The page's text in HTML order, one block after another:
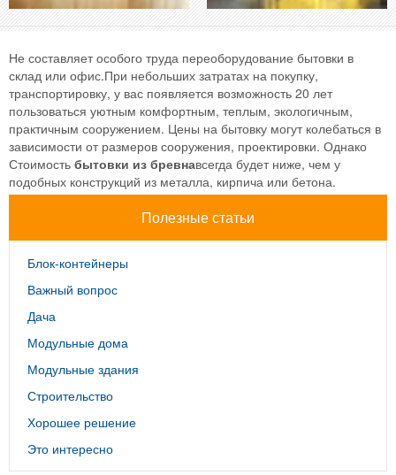
Не составляет особого труда переоборудование бытовки в
склад или офис.При небольших затратах на покупку,
транспортировку, у вас появляется возможность 20 лет
пользоваться уютным комфортным, теплым, экологичным,
практичным сооружением. Цены на бытовку могут колебаться в
зависимости от размеров сооружения, проектировки. Однако
Стоимость бытовки из бревнавсегда будет ниже, чем у
подобных конструкций из металла, кирпича или бетона.
Полезные статьи
Блок-контейнеры
Важный вопрос
Дача
Модульные дома
Модульные здания
Строительство
Хорошее решение
Это интересно